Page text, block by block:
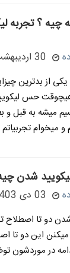
چیه ؟ تجربه
30 اردیبهشت 1404
از بدترین
هیچوقت حس
میشه به قبل و
میخوام
شدن
03 دی 1403
دو تا اصطلاح
این دو تا
در موردشون